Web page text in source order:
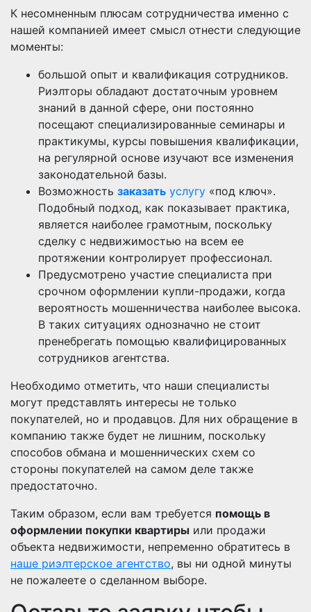
К несомненным плюсам сотрудничества именно с
нашей компанией имеет смысл отнести следующие
моменты:
большой опыт и квалификация сотрудников.
Риэлторы обладают достаточным уровнем
знаний в данной сфере, они постоянно
посещают специализированные семинары и
практикумы, курсы повышения квалификации,
на регулярной основе изучают все изменения
законодательной базы.
Возможность заказать услугу «под ключ».
Подобный подход, как показывает практика,
является наиболее грамотным, поскольку
сделку с недвижимостью на всем ее
протяжении контролирует профессионал.
Предусмотрено участие специалиста при
срочном оформлении купли-продажи, когда
вероятность мошенничества наиболее высока.
В таких ситуациях однозначно не стоит
пренебрегать помощью квалифицированных
сотрудников агентства.
Необходимо отметить, что наши специалисты
могут представлять интересы не только
покупателей, но и продавцов. Для них обращение в
компанию также будет не лишним, поскольку
способов обмана и мошеннических схем со
стороны покупателей на самом деле также
предостаточно.
Таким образом, если вам требуется помощь в
оформлении покупки квартиры или продажи
объекта недвижимости, непременно обратитесь в
наше риэлтерское агентство, вы ни одной минуты
не пожалеете о сделанном выборе.